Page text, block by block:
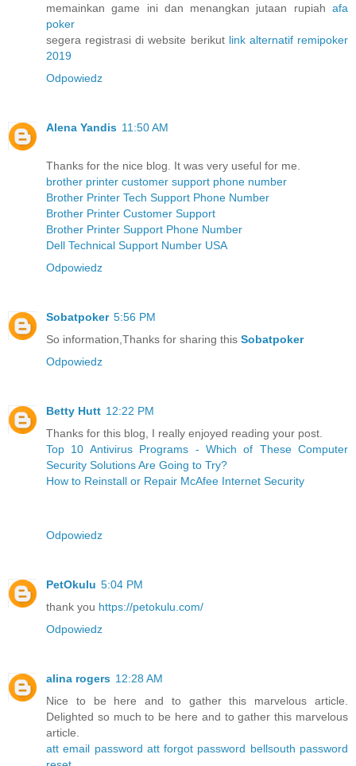
memainkan game ini dan menangkan jutaan rupiah afa
poker
segera registrasi di website berikut link alternatif remipoker
2019
Odpowiedz
Alena Yandis 11:50 AM
Thanks for the nice blog. It was very useful for me.
brother printer customer support phone number
Brother Printer Tech Support Phone Number
Brother Printer Customer Support
Brother Printer Support Phone Number
Dell Technical Support Number USA
Odpowiedz
Sobatpoker 5:56 PM
So information,Thanks for sharing this Sobatpoker
Odpowiedz
Betty Hutt 12:22 PM
Thanks for this blog, I really enjoyed reading your post.
Top 10 Antivirus Programs - Which of These Computer
Security Solutions Are Going to Try?
How to Reinstall or Repair McAfee Internet Security
Odpowiedz
PetOkulu 5:04 PM
thank you https://petokulu.com/
Odpowiedz
alina rogers 12:28 AM
Nice to be here and to gather this marvelous article.
Delighted so much to be here and to gather this marvelous
article.
att email password att forgot password bellsouth password